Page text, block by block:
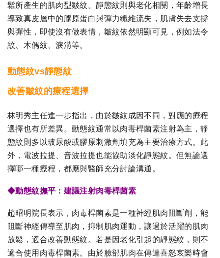
鬆所產生的肌肉型皺紋。靜態紋則與老化相關，年齡增長
導致真皮層中的膠原蛋白與彈力纖維流失，肌膚失去支撐
與彈性，即使沒有做表情，皺紋依然明顯可見，例如法令
紋、木偶紋、淚溝等。
動態紋vs靜態紋
改善皺紋的療程選擇
林明秀主任進一步指出，由於皺紋成因不同，對應的療程
選擇也有所差異。動態紋通常以肉毒桿菌素注射為主，靜
態紋則多以玻尿酸或膠原刺激劑填充為主要治療方式。此
外，電波拉提、音波拉提也能協助淡化靜態紋。但無論選
擇哪一種療程，都應與醫師充分討論溝通。
◆動態紋撫平：建議注射肉毒桿菌素
趙昭明院長表示，肉毒桿菌素是一種神經肌肉阻斷劑，能
阻斷神經傳導至肌肉，抑制肌肉運動，讓過於活躍的肌肉
放鬆，適合改善動態紋。若是因老化引起的靜態紋，則不
適合使用肉毒桿菌素。由於臉部肌肉在傳達喜怒哀樂時會